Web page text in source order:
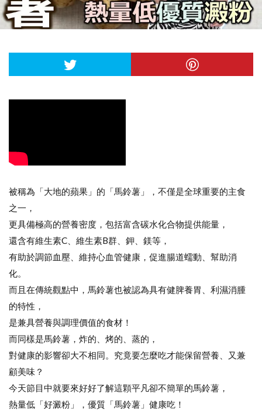
被稱為「大地的蘋果」的「馬鈴薯」，不僅是全球重要的主食
之一，
更具備極高的營養密度，包括富含碳水化合物提供能量，
還含有維生素C、維生素B群、鉀、鎂等，
有助於調節血壓、維持心血管健康，促進腸道蠕動、幫助消
化。
而且在傳統觀點中，馬鈴薯也被認為具有健脾養胃、利濕消腫
的特性，
是兼具營養與調理價值的食材！
而同樣是馬鈴薯，炸的、烤的、蒸的，
對健康的影響卻大不相同。究竟要怎麼吃才能保留營養、又兼
顧美味？
今天節目中就要來好好了解這顆平凡卻不簡單的馬鈴薯，
熱量低「好澱粉」，優質「馬鈴薯」健康吃！